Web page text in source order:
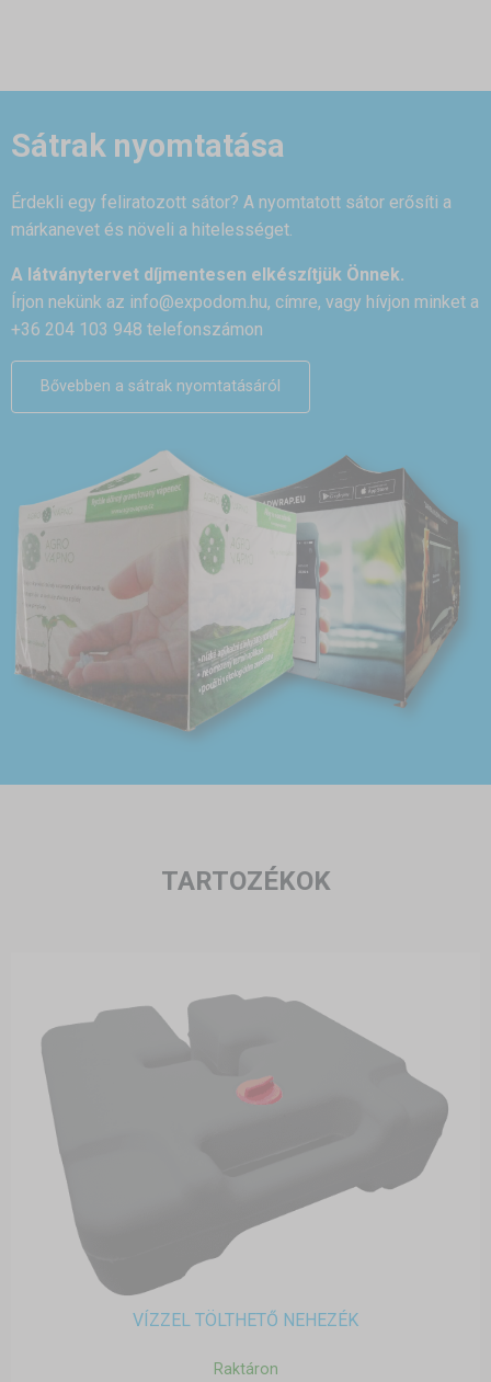
Sátrak nyomtatása
Érdekli egy feliratozott sátor? A nyomtatott sátor erősíti a
márkanevet és növeli a hitelességet.
A látványtervet díjmentesen elkészítjük Önnek.
Írjon nekünk az info@expodom.hu, címre, vagy hívjon minket a
+36 204 103 948 telefonszámon
Bővebben a sátrak nyomtatásáról
TARTOZÉKOK
VÍZZEL TÖLTHETŐ NEHEZÉK
Raktáron